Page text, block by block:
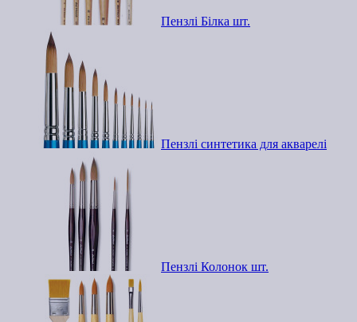
Пензлі Білка шт.
Пензлі синтетика для акварелі
Пензлі Колонок шт.